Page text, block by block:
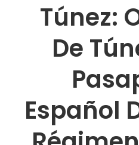
Túnez:
De
Español